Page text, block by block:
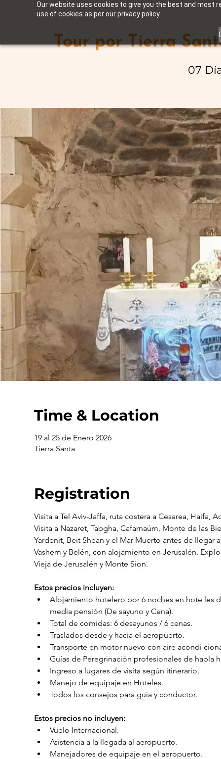
Our website uses cookies to give you the best and most
use of cookies as per our privacy policy.
Tour por Tierra
07
Time & Location
19 al 25 de Enero 2026
Tierra Santa
Registration
Visita a Tel Aviv-Jaffa, ruta costera a Cesarea, Haifa,
Visita a Nazaret, Tabgha, Cafarnaúm, Monte de las
Yardenit, Beit Shean y el Mar Muerto antes de llegar
Vashem y Belén, con alojamiento en Jerusalén.
Vieja de Jerusalén y Monte Sion.
Estos precios incluyen:
Alojamiento hotelero por 6 noches en hote les
media pensión (De sayuno y Cena).
Total de comidas: 6 desayunos / 6 cenas.
Traslados desde y hacia el aeropuerto.
Transporte en motor nuevo con aire acondi
Guías de Peregrinación profesionales de habla
Ingreso a lugares de visita según itinerario.
Manejo de equipaje en Hoteles.
Todos los consejos para guía y conductor.
Estos precios no incluyen:
Vuelo Internacional.
Asistencia a la llegada al aeropuerto.
Manejadores de equipaje en el aeropuerto.